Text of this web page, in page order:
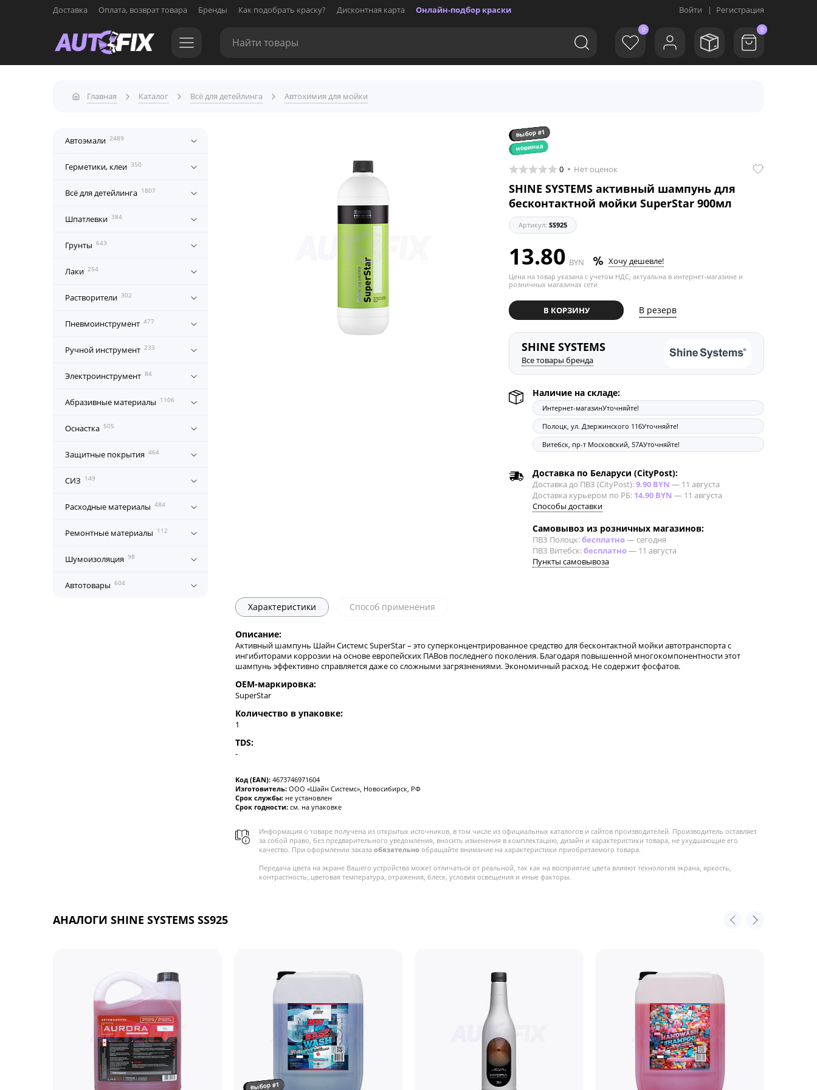
Доставка Оплата, возврат товара Бренды Как подобрать краску? Дисконтная карта Онлайн-подбор краски Войти | Регистрация
0 0
Главная Каталог Всё для детейлинга Автохимия для мойки
Автоэмали 2489
Герметики, клеи 350
Всё для детейлинга 1807
Шпатлевки 384
Грунты 643
Лаки 254
Растворители 302
Пневмоинструмент 477
Ручной инструмент 233
Электроинструмент 84
Абразивные материалы 1106
Оснастка 505
Защитные покрытия 464
СИЗ 149
Расходные материалы 484
Ремонтные материалы 112
Шумоизоляция 98
Автотовары 604
выбор #1
новинка
0 Нет оценок
SHINE SYSTEMS активный шампунь для
бесконтактной мойки SuperStar 900мл
Артикул: SS925
13.80 BYN Хочу дешевле!
Цена на товар указана с учетом НДС, актуальна в интернет-магазине и
розничных магазинах сети
В КОРЗИНУ В резерв
SHINE SYSTEMS
Все товары бренда
Наличие на складе:
Интернет-магазинУточняйте!
Полоцк, ул. Дзержинского 116Уточняйте!
Витебск, пр-т Московский, 57АУточняйте!
Доставка по Беларуси (CityPost):
Доставка до ПВЗ (CityPost):9.90 BYN — 11 августа
Доставка курьером по РБ: 14.90 BYN — 11 августа
Способы доставки
Самовывоз из розничных магазинов:
ПВЗ Полоцк:бесплатно—сегодня
ПВЗ Витебск:бесплатно— 11 августа
Пункты самовывоза
Характеристики Способ применения
Описание:
Активный шампунь Шайн Системс SuperStar – это суперконцентрированное средство для бесконтактной мойки автотранспорта с
ингибиторами коррозии на основе европейских ПАВов последнего поколения. Благодаря повышенной многокомпонентности этот
шампунь эффективно справляется даже со сложными загрязнениями. Экономичный расход. Не содержит фосфатов.
OEM-маркировка:
SuperStar
Количество в упаковке:
1
TDS:
-
Код (EAN): 4673746971604
Изготовитель: ООО «Шайн Системс», Новосибирск, РФ
Срок службы: не установлен
Срок годности: см. на упаковке
Информация о товаре получена из открытых источников, в том числе из официальных каталогов и сайтов производителей. Производитель оставляет
за собой право, без предварительного уведомления, вносить изменения в комплектацию, дизайн и характеристики товара, не ухудшающие его
качество. При оформлении заказа обязательно обращайте внимание на характеристики приобретаемого товара.
Передача цвета на экране Вашего устройства может отличаться от реальной, так как на восприятие цвета влияют технология экрана, яркость,
контрастность, цветовая температура, отражения, блеск, условия освещения и иные факторы.
АНАЛОГИ SHINE SYSTEMS SS925
выбор #1